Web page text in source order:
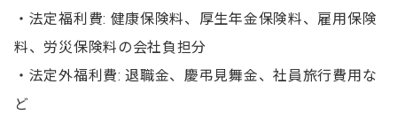
・法定福利費: 健康保険料、厚生年金保険料、雇用保険
料、労災保険料の会社負担分
・法定外福利費: 退職金、慶弔見舞金、社員旅行費用な
ど